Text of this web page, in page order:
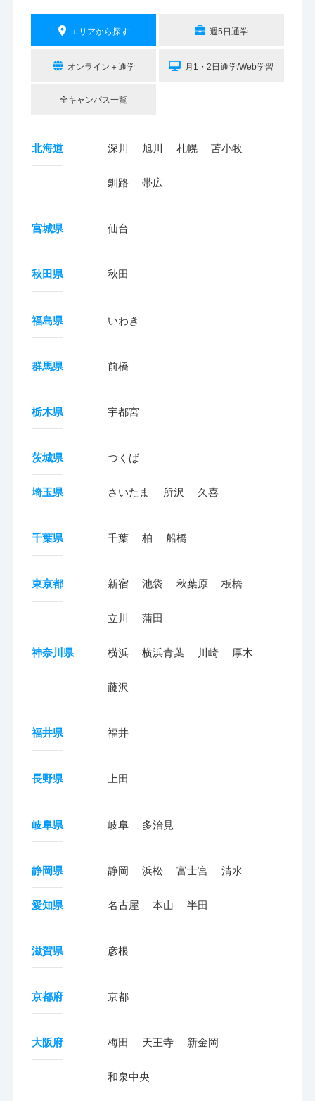
エリアから探す 週5日通学
オンライン＋通学 月1・2日通学/Web学習
全キャンパス一覧
北海道 深川 旭川 札幌 苫小牧
釧路 帯広
宮城県 仙台
秋田県 秋田
福島県 いわき
群馬県 前橋
栃木県 宇都宮
茨城県 つくば
埼玉県 さいたま 所沢 久喜
千葉県 千葉 柏 船橋
東京都 新宿 池袋 秋葉原 板橋
立川 蒲田
神奈川県 横浜 横浜青葉 川崎 厚木
藤沢
福井県 福井
長野県 上田
岐阜県 岐阜 多治見
静岡県 静岡 浜松 富士宮 清水
愛知県 名古屋 本山 半田
滋賀県 彦根
京都府 京都
大阪府 梅田 天王寺 新金岡
和泉中央